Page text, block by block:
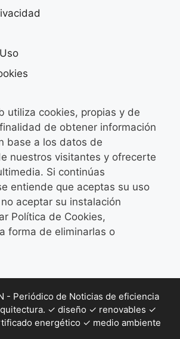
utiliza cookies, propias y de
de obtener información
base a los datos de
nuestros visitantes y ofrecerte
Si continúas
entiende que aceptas su uso
aceptar su instalación
Política de Cookies,
forma de eliminarlas o
- Periódico de Noticias de eficiencia
✓ diseño ✓ renovables ✓
energético ✓ medio ambiente